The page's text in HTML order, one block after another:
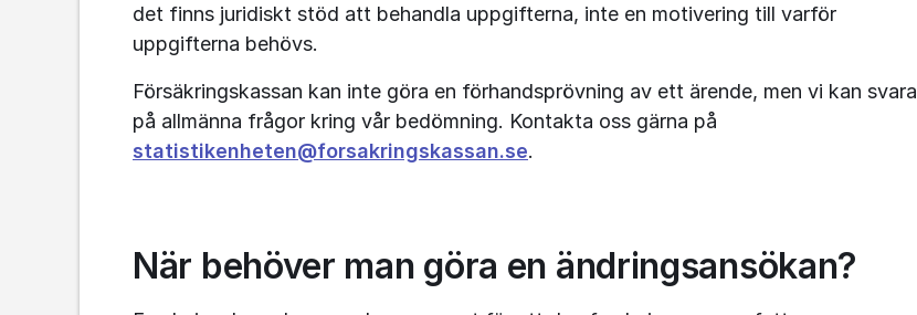
det finns juridiskt stöd att behandla uppgifterna, inte en motivering till varför
uppgifterna behövs.
Försäkringskassan kan inte göra en förhandsprövning av ett ärende, men vi kan svara
statistikenheten@forsakringskassan.se.
När behöver man göra en ändringsansökan?